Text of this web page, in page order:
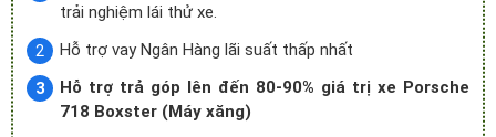
trải nghiệm lái thử xe.
Hỗ trợ vay Ngân Hàng lãi suất thấp nhất
Hỗ trợ trả góp lên đến 80-90% giá trị xe Porsche
718 Boxster (Máy xăng)